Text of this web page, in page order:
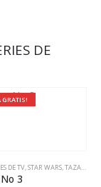
DE
GRATIS!
DE TV,STAR WARS,TAZAS/MUGS
3